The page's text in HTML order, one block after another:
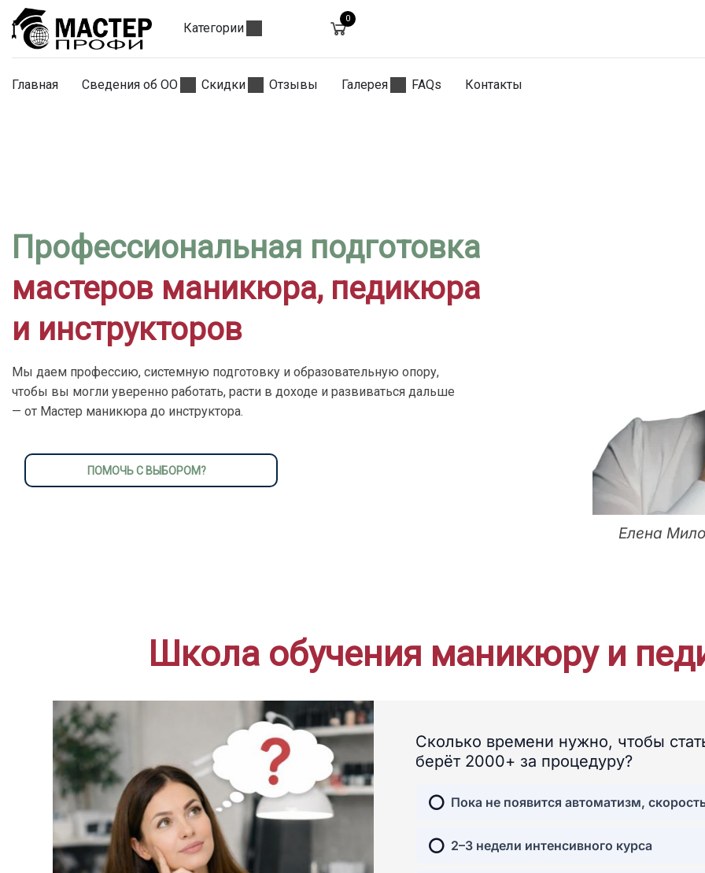
Категории
0
Главная Сведения об ОО Скидки Отзывы Галерея FAQs Контакты
Профессиональная подготовка
мастеров маникюра, педикюра
и инструкторов
Мы даем профессию, системную подготовку и образовательную опору,
чтобы вы могли уверенно работать, расти в доходе и развиваться дальше
— от Мастер маникюра до инструктора.
ПОМОЧЬ С ВЫБОРОМ?
Елена
Школа обучения маникюру и